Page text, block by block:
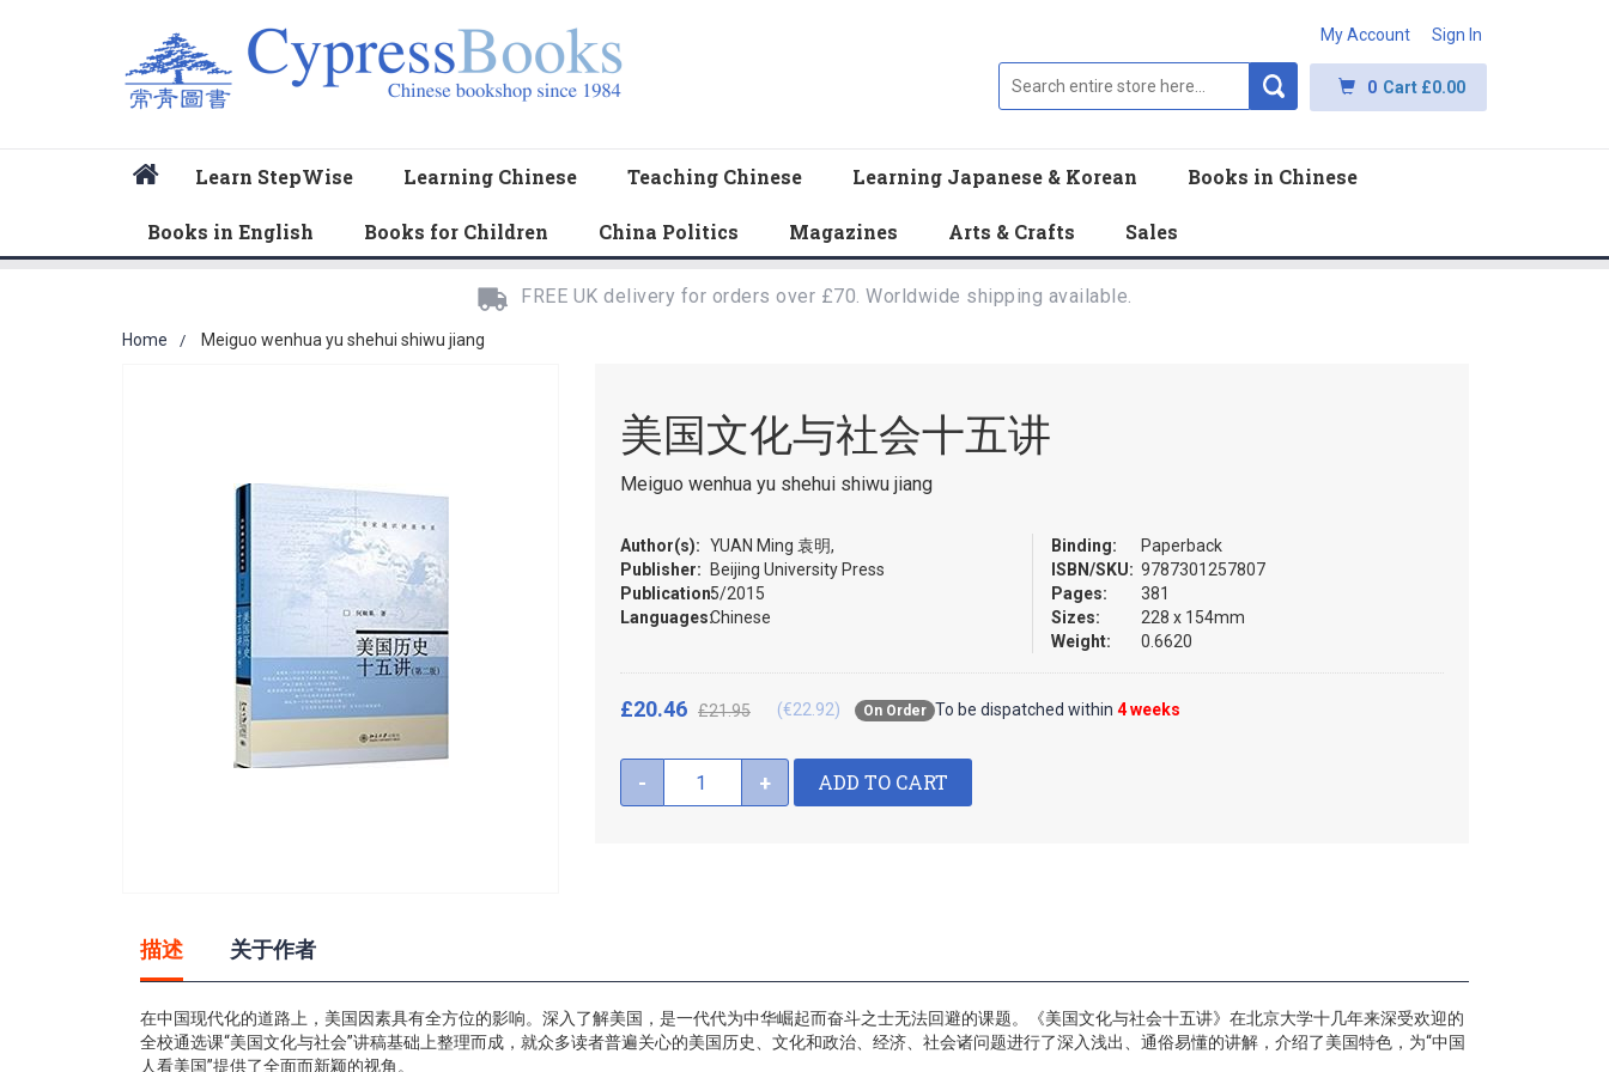
My Account Sign In
0 Cart £0.00
Learn StepWise Learning Chinese Teaching Chinese Learning Japanese & Korean Books in Chinese
Books in English Books for Children China Politics Magazines Arts & Crafts Sales
FREE UK delivery for orders over £70. Worldwide shipping available.
Home Meiguo wenhua yu shehui shiwu jiang
the
beginning
the
images
美国文化与社会十五讲
Meiguo wenhua yu shehui shiwu jiang
Author(s): YUAN Ming 袁明,
Publisher:
Beijing University Press
Publication:5/2015
Languages:Chinese
Binding:
Paperback
ISBN/SKU: 9787301257807
Pages:
381
Sizes:
228 x 154mm
Weight:
0.6620
On Order To be dispatched within 4 weeks
£20.46 £21.95 (€22.92)
- + ADD TO CART
描述
在中国现代化的道路上，美国因素具有全方位的影响。深入了解美国，是一代代为中华崛起而奋斗之士无法回避的课题。《美国文化与社会十五讲》在北京大学十几年来深受欢迎的
全校通选课“美国文化与社会”讲稿基础上整理而成，就众多读者普遍关心的美国历史、文化和政治、经济、社会诸问题进行了深入浅出、通俗易懂的讲解，介绍了美国特色，为“中国
人看美国”提供了全面而新颖的视角。
关于作者